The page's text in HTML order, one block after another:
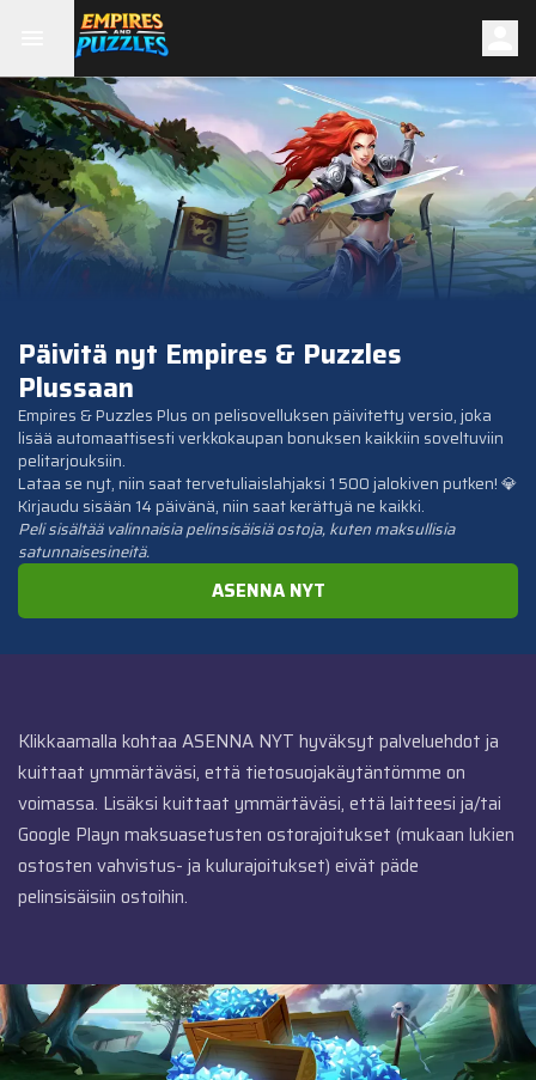
Päivitä nyt Empires & Puzzles
Plussaan
Empires & Puzzles Plus on pelisovelluksen päivitetty versio, joka
lisää automaattisesti verkkokaupan bonuksen kaikkiin soveltuviin
pelitarjouksiin.
Lataa se nyt, niin saat tervetuliaislahjaksi 1 500 jalokiven putken! 💎
Kirjaudu sisään 14 päivänä, niin saat kerättyä ne kaikki.
Peli sisältää valinnaisia pelinsisäisiä ostoja, kuten maksullisia
satunnaisesineitä.
ASENNA NYT
Klikkaamalla kohtaa ASENNA NYT hyväksyt palveluehdot ja
kuittaat ymmärtäväsi, että tietosuojakäytäntömme on
voimassa. Lisäksi kuittaat ymmärtäväsi, että laitteesi ja/tai
Google Playn maksuasetusten ostorajoitukset (mukaan lukien
ostosten vahvistus- ja kulurajoitukset) eivät päde
pelinsisäisiin ostoihin.